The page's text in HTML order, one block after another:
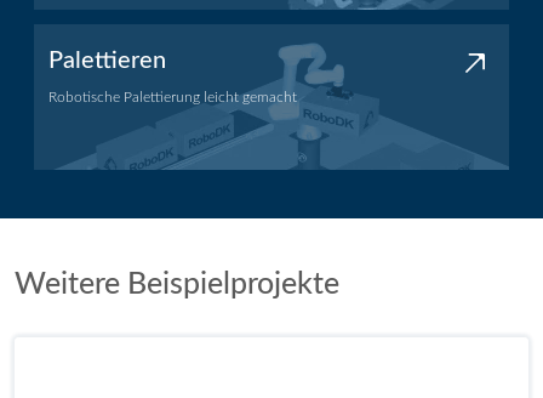
Palettieren
Robotische Palettierung leicht gemacht
Palettieranwendung
Weitere Beispielprojekte